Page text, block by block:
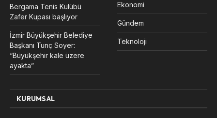
Bergama Tenis Kulübü
Zafer Kupası başlıyor
İzmir Büyükşehir Belediye
Başkanı Tunç Soyer:
“Büyükşehir kale üzere
ayakta”
Ekonomi
Gündem
Teknoloji
KURUMSAL